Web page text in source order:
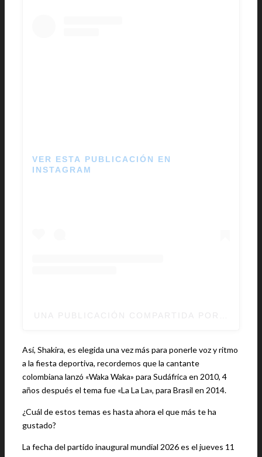
VER ESTA PUBLICACIÓN EN
INSTAGRAM
Así, Shakira, es elegida una vez más para ponerle voz y ritmo
a la fiesta deportiva, recordemos que la cantante
colombiana lanzó «Waka Waka» para Sudáfrica en 2010, 4
años después el tema fue «La La La», para Brasil en 2014.
¿Cuál de estos temas es hasta ahora el que más te ha
gustado?
La fecha del partido inaugural mundial 2026 es el jueves 11